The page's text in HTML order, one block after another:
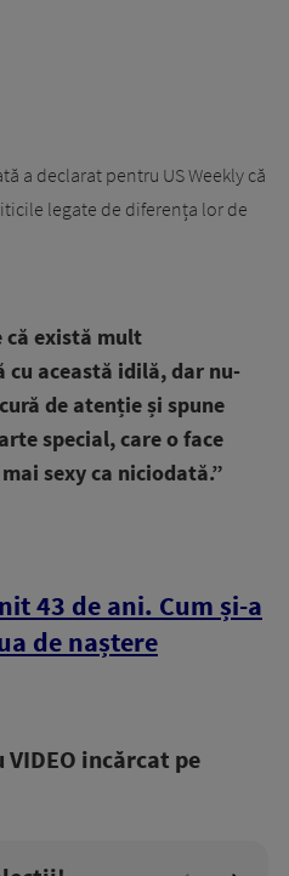
a declarat pentru US Weekly că
legate de diferența lor de
că există mult
cu această idilă, dar nu-
de atenție și spune
special, care o face
sexy ca niciodată.”
43 de ani. Cum și-a
de naștere
incărcat pe